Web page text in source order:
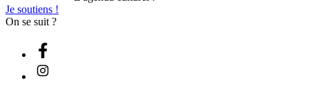
Je soutiens !
On se suit ?